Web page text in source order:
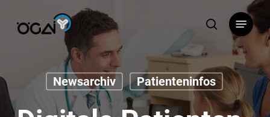
search
Menu
Newsarchiv Patienteninfos